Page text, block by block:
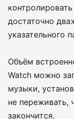
достаточно
указательного
Объём
Watch можно
музыки,
не переживать,
закончится.